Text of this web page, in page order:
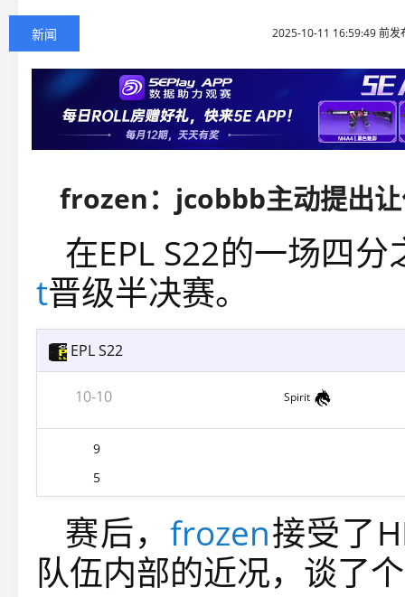
新闻 2025-10-11 16:59:49 前
frozen：jcobbb主动提出
在EPL S22的一场四分
t晋级半决赛。
EPL S22
10-10 Spirit
9
5
赛后， frozen接受了
队伍内部的近况，谈了